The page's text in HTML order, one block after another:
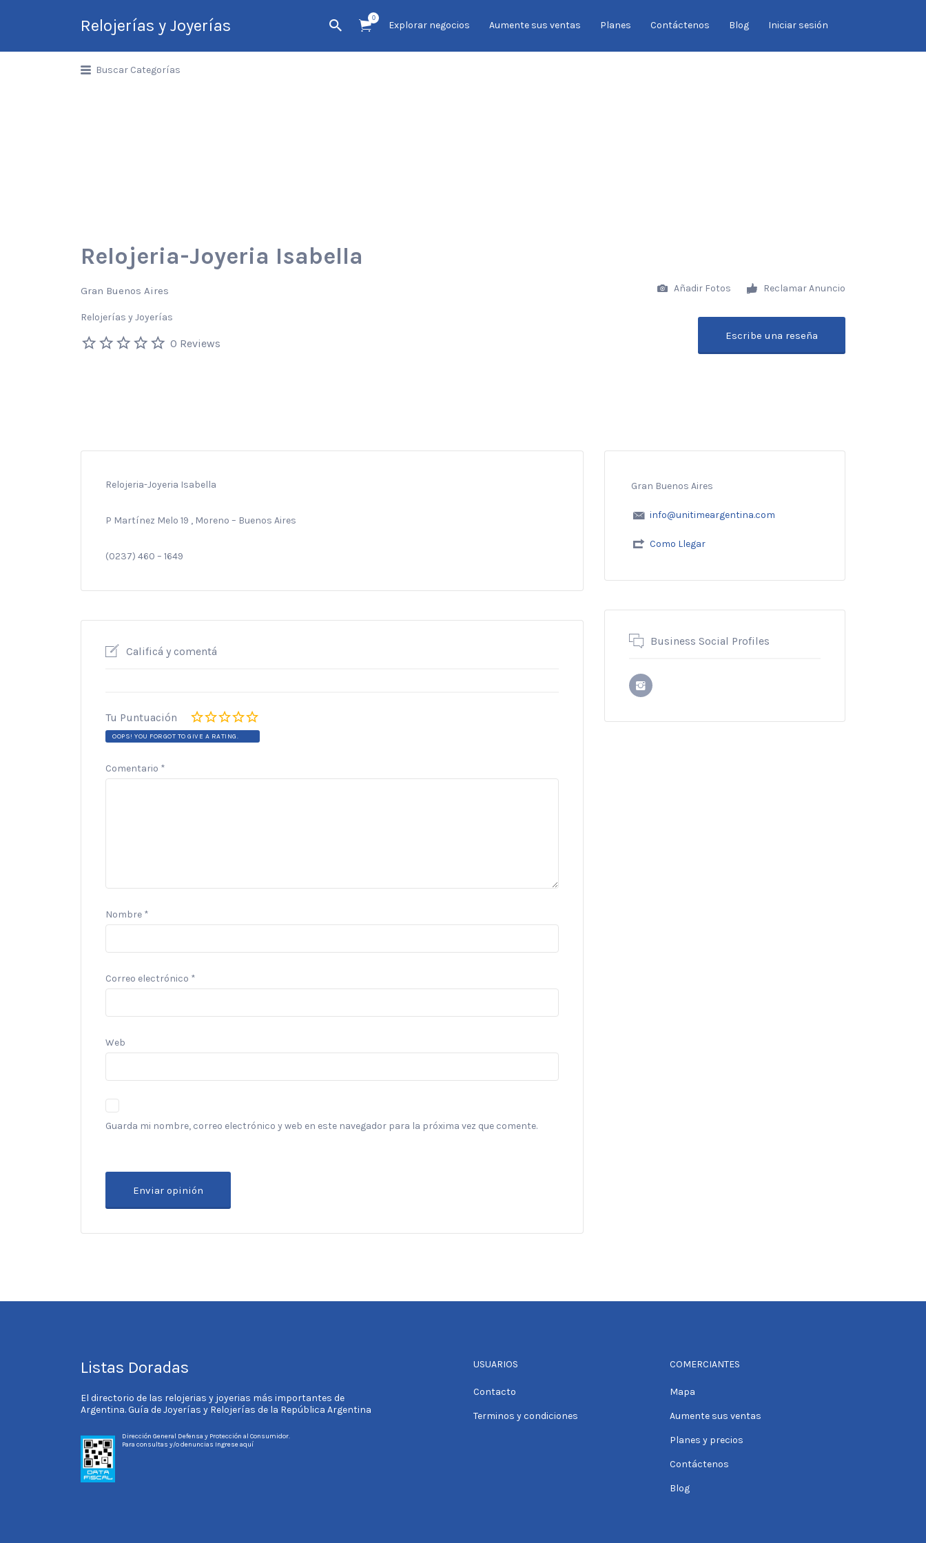
Relojerías y Joyerías
Guía de Relojerías y
0
Explorar negocios Aumente sus ventas Planes Contáctenos Blog Iniciar sesión
por:
Buscar Categorías
Relojeria-Joyeria Isabella
Gran Buenos Aires
Relojerías y Joyerías
0 Reviews
Añadir Fotos Reclamar Anuncio
Escribe una reseña
Relojeria-Joyeria Isabella
P Martínez Melo 19 , Moreno – Buenos Aires
(0237) 460 – 1649
Calificá y comentá
Tu Puntuación
OOPS! YOU FORGOT TO GIVE A RATING.
Comentario *
Nombre *
Correo electrónico *
Web
Guarda mi nombre, correo electrónico y web en este navegador para la próxima vez que comente.
Gran Buenos Aires
info@unitimeargentina.com
Como Llegar
Business Social Profiles
Listas Doradas
El directorio de las relojerias y joyerias más importantes de
Argentina. Guía de Joyerías y Relojerías de la República Argentina
Dirección General Defensa y Protección al Consumidor.
Para consultas y/o denuncias Ingrese aquí
USUARIOS
Contacto
Terminos y condiciones
COMERCIANTES
Mapa
Aumente sus ventas
Planes y precios
Contáctenos
Blog